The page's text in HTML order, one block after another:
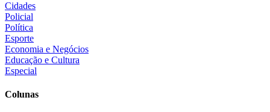
Cidades
Policial
Política
Esporte
Economia e Negócios
Educação e Cultura
Especial
Colunas